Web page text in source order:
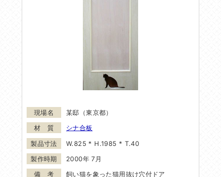
某邸（東京都）
シナ合板
W.825 * H.1985 * T.40
2000年 7月
飼い猫を象った猫用抜け穴付ドア